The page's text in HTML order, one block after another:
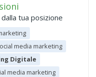
tua posizione
media marketing
Digitale
media marketing